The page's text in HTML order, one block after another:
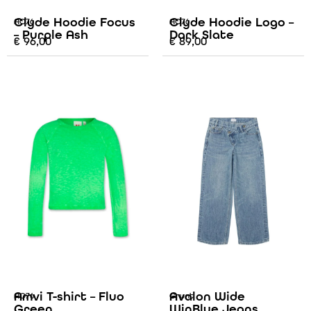
AO76
Clyde Hoodie Focus
– Purple Ash
€ 96,00
AO76
Clyde Hoodie Logo –
Dark Slate
€89,00
AO76
Amvi T-shirt – Fluo
Grunt
Avalon Wide